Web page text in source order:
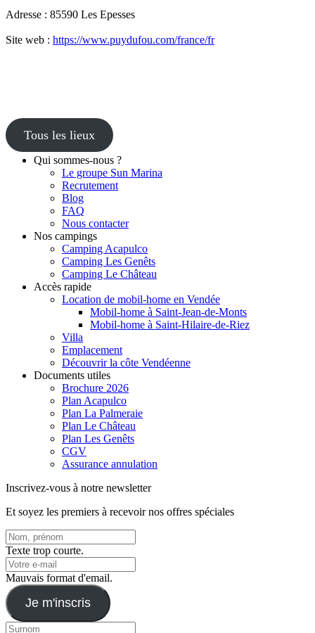
Adresse : 85590 Les Epesses
Site web : https://www.puydufou.com/france/fr
Tous les lieux
Qui sommes-nous ?
Le groupe Sun Marina
Recrutement
Blog
FAQ
Nous contacter
Nos campings
Camping Acapulco
Camping Les Genêts
Camping Le Château
Accès rapide
Location de mobil-home en Vendée
Mobil-home à Saint-Jean-de-Monts
Mobil-home à Saint-Hilaire-de-Riez
Villa
Emplacement
Découvrir la côte Vendéenne
Documents utiles
Brochure 2026
Plan Acapulco
Plan La Palmeraie
Plan Le Château
Plan Les Genêts
CGV
Assurance annulation
Inscrivez-vous à notre newsletter
Et soyez les premiers à recevoir nos offres spéciales
Texte trop courte.
Mauvais format d'email.
Je m'inscris